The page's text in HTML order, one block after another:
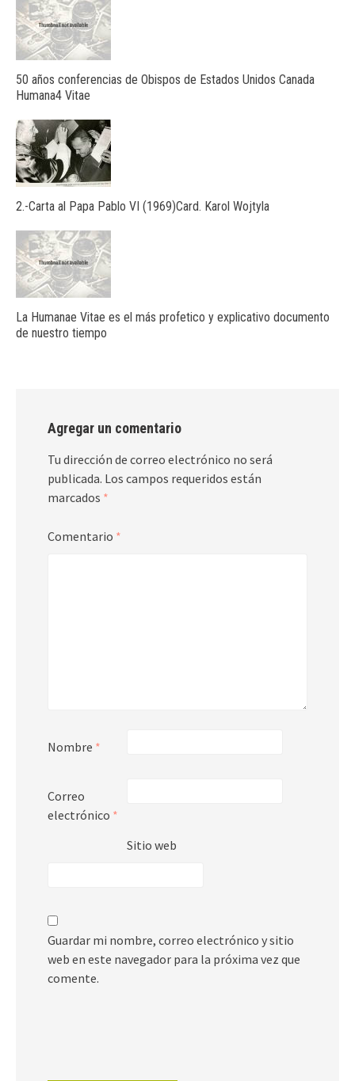
50 años conferencias de Obispos de Estados Unidos Canada
Humana4 Vitae
2.-Carta al Papa Pablo VI (1969)Card. Karol Wojtyla
La Humanae Vitae es el más profetico y explicativo documento
de nuestro tiempo
Agregar un comentario
Tu dirección de correo electrónico no será
publicada. Los campos requeridos están
marcados *
Comentario *
Nombre *
Correo
electrónico *
Sitio web
Guardar mi nombre, correo electrónico y sitio
web en este navegador para la próxima vez que
comente.